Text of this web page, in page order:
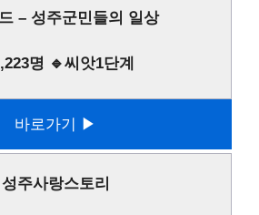
– 성주군민들의 일상
명 🔹씨앗1단계
바로가기 ▶
성주사랑스토리